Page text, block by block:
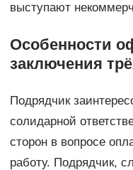
выступают
Особенности
заключения
Подрядчик
солидарной
сторон в вопросе
работу. Подрядчик,